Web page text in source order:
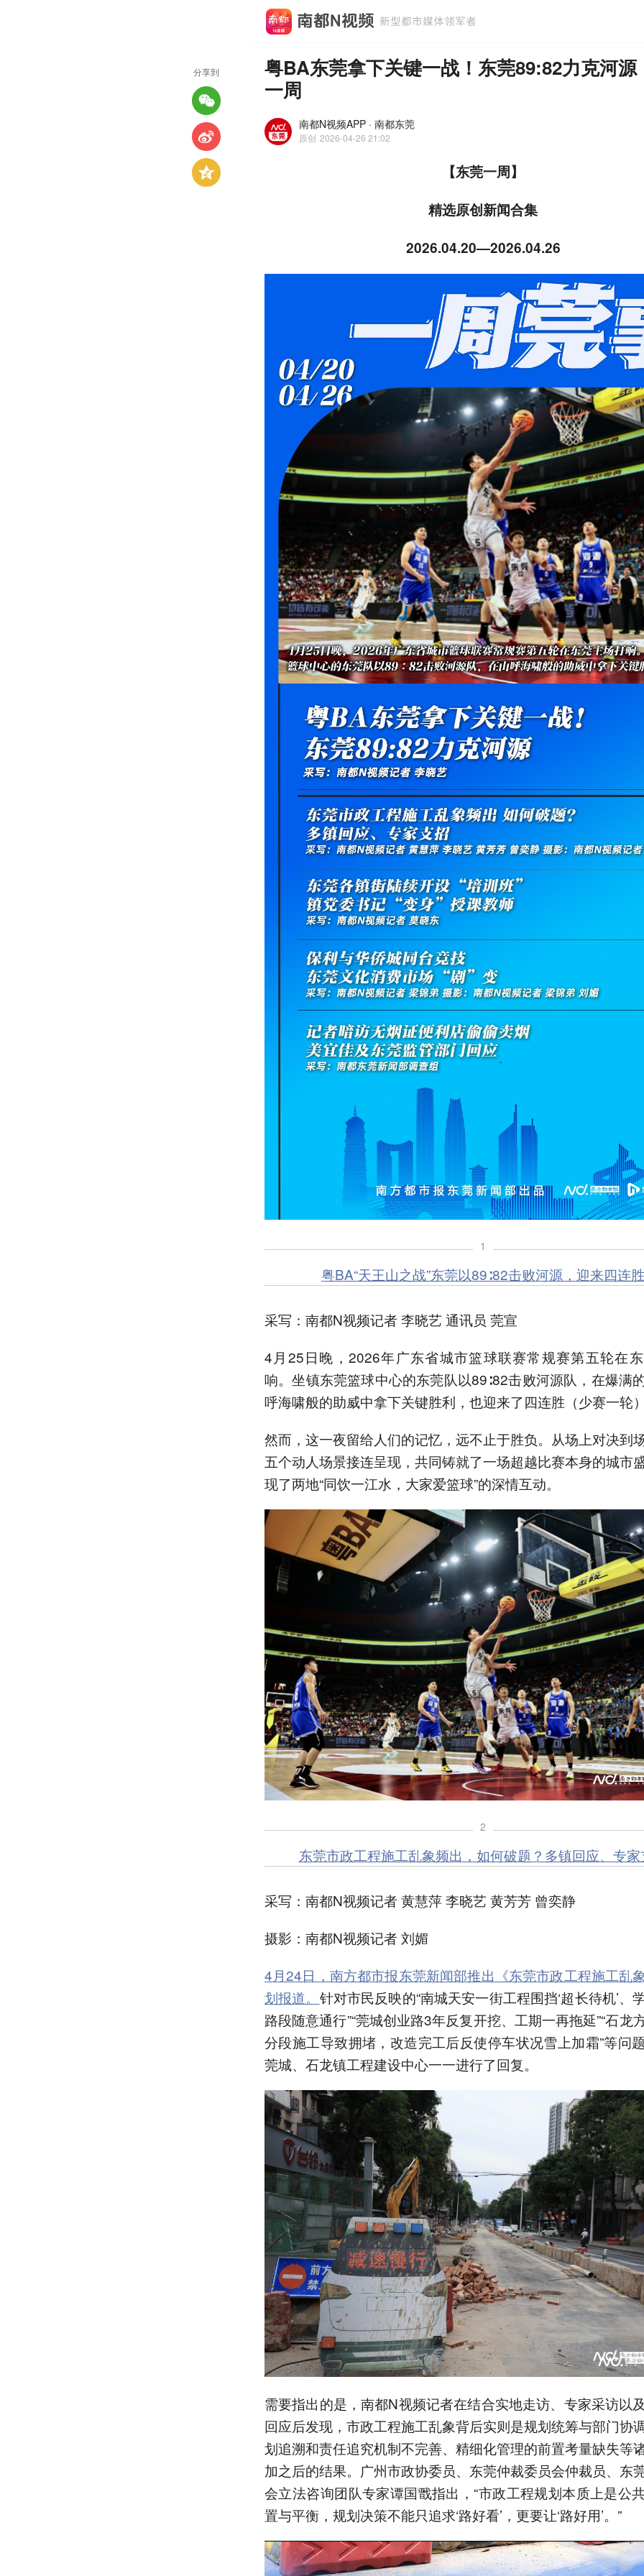
粤BA东莞拿下关键一战！东莞89:82力克河源
一周
南都N视频APP · 南都东莞
原创 2026-04-26 21:02
【东莞一周】
精选原创新闻合集
2026.04.20—2026.04.26
1
粤BA“天王山之战”东莞以89∶82击败河源，迎来四连胜
采写：南都N视频记者 李晓艺 通讯员 莞宣
4月25日晚，2026年广东省城市篮球联赛常规赛第五轮在
响。坐镇东莞篮球中心的东莞队以89∶82击败河源队，在爆满
呼海啸般的助威中拿下关键胜利，也迎来了四连胜（少赛一轮
然而，这一夜留给人们的记忆，远不止于胜负。从场上对决到
五个动人场景接连呈现，共同铸就了一场超越比赛本身的城市
现了两地“同饮一江水，大家爱篮球”的深情互动。
2
东莞市政工程施工乱象频出，如何破题？多镇回应、专家
采写：南都N视频记者 黄慧萍 李晓艺 黄芳芳 曾奕静
摄影：南都N视频记者 刘媚
4月24日，南方都市报东莞新闻部推出《东莞市政工程施工乱
划报道。 针对市民反映的“南城天安一街工程围挡‘超长待机’、
路段随意通行”“莞城创业路3年反复开挖、工期一再拖延”“石龙
分段施工导致拥堵，改造完工后反使停车状况雪上加霜”等问
莞城、石龙镇工程建设中心一一进行了回复。
需要指出的是，南都N视频记者在结合实地走访、专家采访以
回应后发现，市政工程施工乱象背后实则是规划统筹与部门协
划追溯和责任追究机制不完善、精细化管理的前置考量缺失等
加之后的结果。广州市政协委员、东莞仲裁委员会仲裁员、东
会立法咨询团队专家谭国戬指出，“市政工程规划本质上是公
置与平衡，规划决策不能只追求‘路好看’，更要让‘路好用’。”
分享到